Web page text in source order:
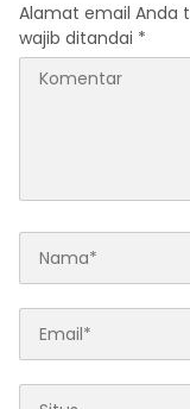
Alamat email Anda
wajib ditandai *